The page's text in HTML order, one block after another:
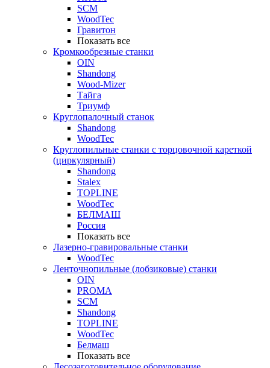
SCM
WoodTec
Гравитон
Показать все
Кромкообрезные станки
OIN
Shandong
Wood-Mizer
Тайга
Триумф
Круглопалочный станок
Shandong
WoodTec
Круглопильные станки с торцовочной кареткой
(циркулярный)
Shandong
Stalex
TOPLINE
WoodTec
БЕЛМАШ
Россия
Показать все
Лазерно-гравировальные станки
WoodTec
Ленточнопильные (лобзиковые) станки
OIN
PROMA
SCM
Shandong
TOPLINE
WoodTec
Белмаш
Показать все